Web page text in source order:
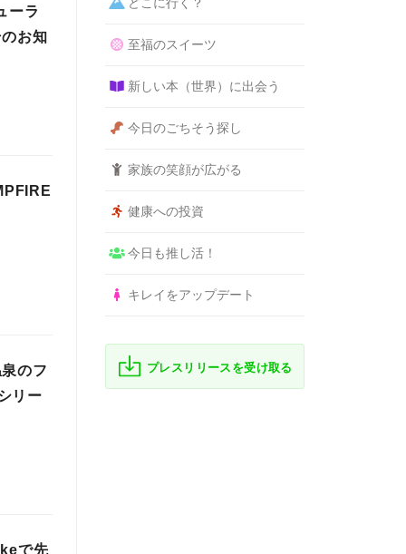
ーラ
お知
のフ
リー
で先
至福のスイーツ
新しい本（世界）に出会う
今日のごちそう探し
家族の笑顔が広がる
健康への投資
今日も推し活！
キレイをアップデート
プレスリリースを受け取る